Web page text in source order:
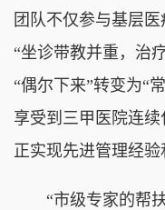
团队不仅参与基层
“坐诊带教并重，治
“偶尔下来”转变为“
享受到三甲医院连
正实现先进管理经验
“市级专家的帮扶